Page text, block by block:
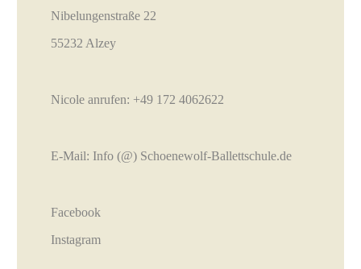
Nibelungenstraße 22
55232 Alzey
Nicole anrufen: +49 172 4062622
E-Mail: Info (@) Schoenewolf-Ballettschule.de
Facebook
Instagram